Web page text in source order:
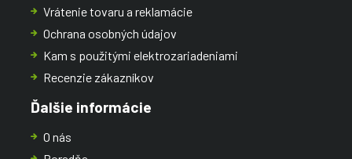
Vrátenie tovaru a reklamácie
Ochrana osobných údajov
Kam s použitými elektrozariadeniami
Recenzie zákazníkov
Ďalšie informácie
O nás